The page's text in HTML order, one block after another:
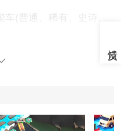
(普通、稀有、史诗、
汽车。一辆带有意大利香
射器、加农炮、弹射器